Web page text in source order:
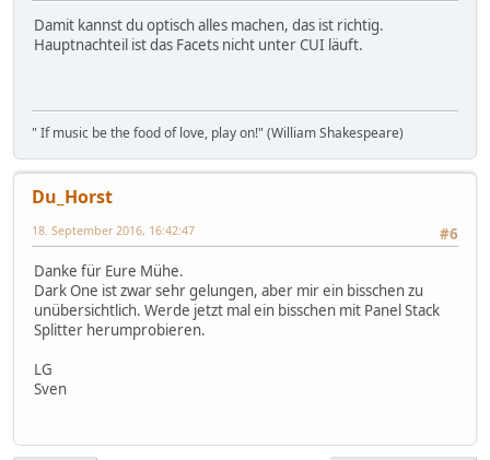
Damit kannst du optisch alles machen, das ist richtig.
Hauptnachteil ist das Facets nicht unter CUI läuft.
" If music be the food of love, play on!" (William Shakespeare)
Du_Horst
#6
18. September 2016, 16:42:47
Danke für Eure Mühe.
Dark One ist zwar sehr gelungen, aber mir ein bisschen zu
unübersichtlich. Werde jetzt mal ein bisschen mit Panel Stack
Splitter herumprobieren.
LG
Sven